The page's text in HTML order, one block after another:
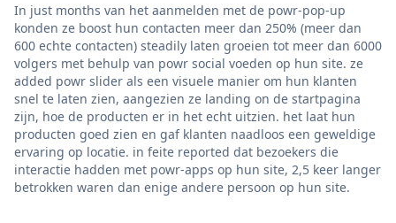
In just months van het aanmelden met de powr-pop-up
konden ze boost hun contacten meer dan 250% (meer dan
600 echte contacten) steadily laten groeien tot meer dan 6000
volgers met behulp van powr social voeden op hun site. ze
added powr slider als een visuele manier om hun klanten
snel te laten zien, aangezien ze landing on de startpagina
zijn, hoe de producten er in het echt uitzien. het laat hun
producten goed zien en gaf klanten naadloos een geweldige
ervaring op locatie. in feite reported dat bezoekers die
interactie hadden met powr-apps op hun site, 2,5 keer langer
betrokken waren dan enige andere persoon op hun site.